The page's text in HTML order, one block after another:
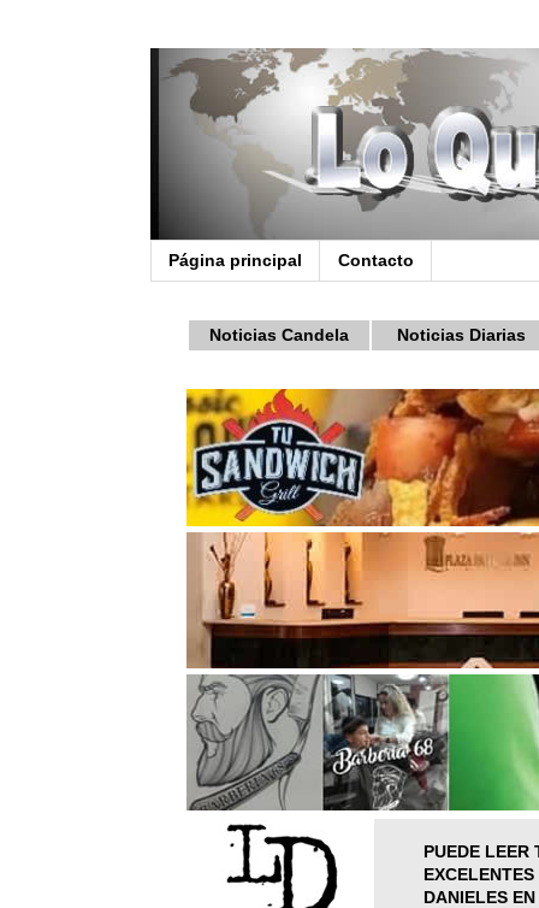
Página principal Contacto
Noticias Candela Noticias Diarias
PUEDE LEER
DANIELES